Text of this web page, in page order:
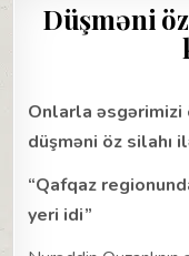
Düşməni
Onlarla əsgərimizi
düşməni öz silahı
“Qafqaz
yeri idi”